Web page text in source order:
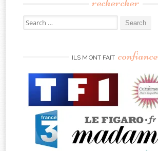
Search
for:
ILS M’ONT FAIT confiance